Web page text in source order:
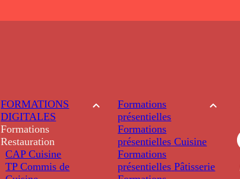
FORMATIONS
DIGITALES
Formations
Restauration
CAP Cuisine
TP Commis de
Formations
présentielles
Formations
présentielles Cuisine
Formations
présentielles Pâtisserie